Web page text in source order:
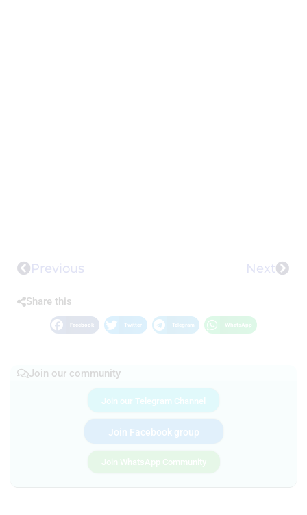
Previous Next
Share this
Facebook Twitter Telegram WhatsApp
Join our community
Join our Telegram Channel
Join Facebook group
Join WhatsApp Community